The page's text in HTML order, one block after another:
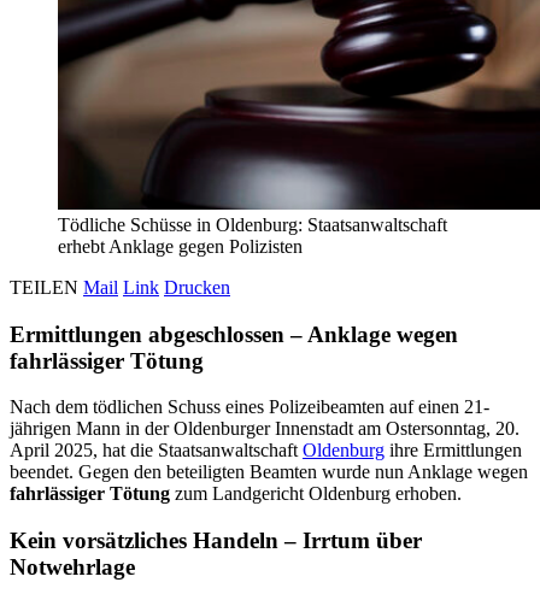
Tödliche Schüsse in Oldenburg: Staatsanwaltschaft
erhebt Anklage gegen Polizisten
TEILEN Mail Link Drucken
Ermittlungen abgeschlossen – Anklage wegen
fahrlässiger Tötung
Nach dem tödlichen Schuss eines Polizeibeamten auf einen 21-
jährigen Mann in der Oldenburger Innenstadt am Ostersonntag, 20.
April 2025, hat die Staatsanwaltschaft Oldenburg ihre Ermittlungen
beendet. Gegen den beteiligten Beamten wurde nun Anklage wegen
fahrlässiger Tötung zum Landgericht Oldenburg erhoben.
Kein vorsätzliches Handeln – Irrtum über
Notwehrlage